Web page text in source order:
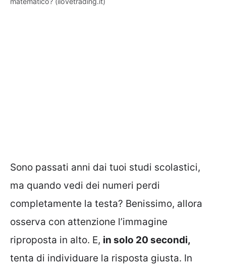
Sono passati anni dai tuoi studi scolastici,
ma quando vedi dei numeri perdi
completamente la testa? Benissimo, allora
osserva con attenzione l’immagine
riproposta in alto. E, in solo 20 secondi,
tenta di individuare la risposta giusta. In